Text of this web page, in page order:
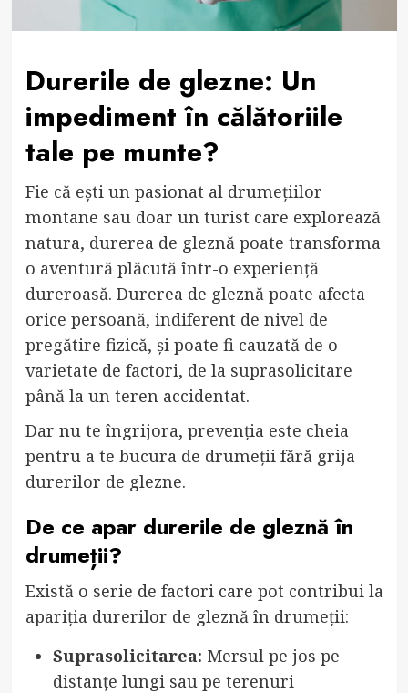
Durerile de glezne: Un
impediment în călătoriile
tale pe munte?
Fie că ești un pasionat al drumețiilor
montane sau doar un turist care explorează
natura, durerea de gleznă poate transforma
o aventură plăcută într-o experiență
dureroasă. Durerea de gleznă poate afecta
orice persoană, indiferent de nivel de
pregătire fizică, și poate fi cauzată de o
varietate de factori, de la suprasolicitare
până la un teren accidentat.
Dar nu te îngrijora, prevenția este cheia
pentru a te bucura de drumeții fără grija
durerilor de glezne.
De ce apar durerile de gleznă în
drumeții?
Există o serie de factori care pot contribui la
apariția durerilor de gleznă în drumeții:
Suprasolicitarea: Mersul pe jos pe
distanțe lungi sau pe terenuri